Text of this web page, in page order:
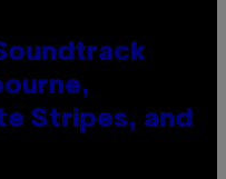
Stripes, and